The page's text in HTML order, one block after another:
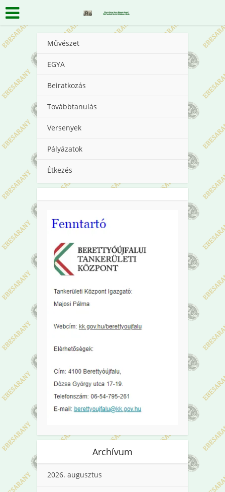
Művészet
EGYA
Beiratkozás
Továbbtanulás
Versenyek
Pályázatok
Étkezés
Archívum
2026. augusztus